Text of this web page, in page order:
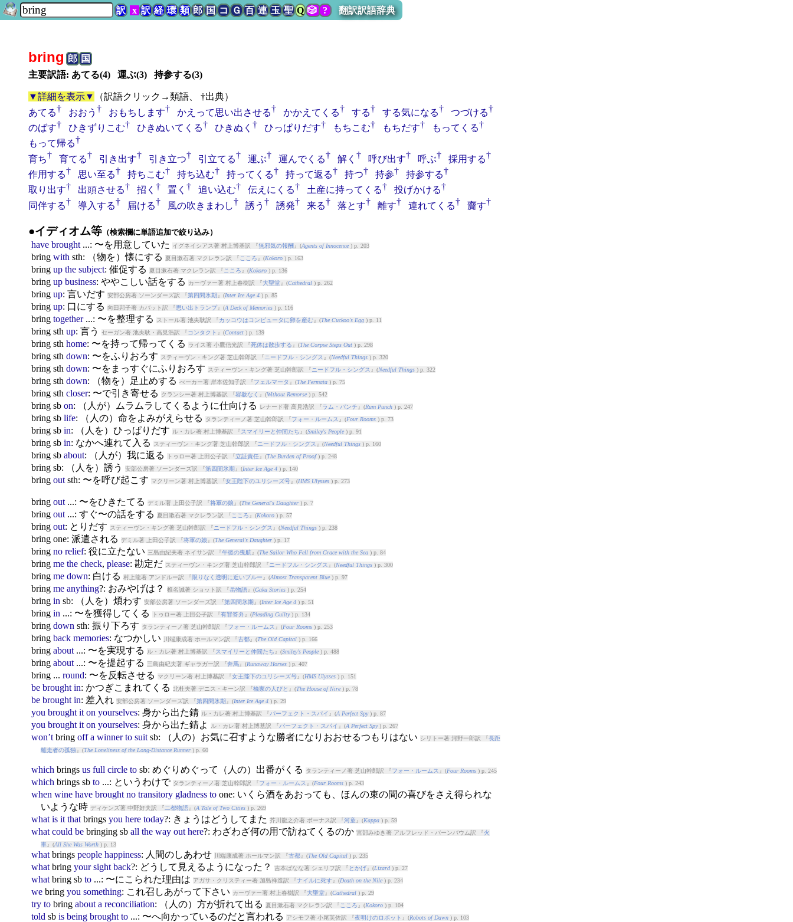
訳 x 訳 経 環 類 郎 国 コ Ｇ 百 連 玉 聖 Q 🎲? 翻訳訳語辞典
bring郎 国
主要訳語: あてる(4) 運ぶ(3) 持参する(3)
▼詳細を表示▼ （訳語クリック→類語、 †出典）
あてる† おおう † おもちします† かえって思い出させる† かかえてくる† する† する気になる† つづける†
のばす† ひきずりこむ† ひきぬいてくる† ひきぬく † ひっぱりだす† もちこむ† もちだす† もってくる†
もって帰る†
育ち† 育てる† 引き出す† 引き立つ† 引立てる† 運ぶ† 運んでくる† 解く † 呼び出す† 呼ぶ† 採用する†
作用する† 思い至る† 持ちこむ† 持ち込む† 持ってくる† 持って返る† 持つ† 持参† 持参する†
取り出す† 出頭させる† 招く † 置く † 追い込む† 伝えにくる† 土産に持ってくる† 投げかける†
同伴する† 導入する† 届ける† 風の吹きまわし† 誘う † 誘発† 来る† 落とす† 離す† 連れてくる† 齎す†
●イディオム等 （検索欄に単語追加で絞り込み）
have brought...: 〜を用意していた イグネイシアス著 村上博基訳 『無邪気の報酬 』(Agents of Innocence) p. 203
bring with sth: （物を）懐にする 夏目漱石著 マクレラン訳 『 こころ 』(Kokoro) p. 163
bring up the subject: 催促する 夏目漱石著 マクレラン訳 『 こころ 』(Kokoro) p. 136
bring up business: ややこしい話をする カーヴァー著 村上春樹訳 『大聖堂』(Cathedral) p. 262
bring up: 言いだす 安部公房著 ソーンダーズ訳 『第四間氷期 』(Inter Ice Age 4) p. 85
bring up: 口にする 向田邦子著 カバット訳 『思い出トランプ』(A Deck of Memories) p. 116
bring together...: 〜を整理する ストール著 池央耿訳 『カッコウはコンピュータに卵を産む』(The Cuckoo's Egg) p. 11
bringsth up: 言う セーガン著 池央耿・高見浩訳 『コンタクト 』(Contact) p. 139
bringsth home: 〜を持って帰ってくる ライス著 小鷹信光訳 『死体は散歩する 』(The Corpse Steps Out) p. 298
bringsth down: 〜をふりおろす スティーヴン・キング著 芝山幹郎訳 『 ニードフル・シングス 』(Needful Things) p. 320
bringsth down: 〜をまっすぐにふりおろす スティーヴン・キング著 芝山幹郎訳 『 ニードフル・シングス 』(Needful Things) p. 322
bringsth down: （物を）足止めする べーカー著 岸本佐知子訳 『フェルマータ 』(The Fermata) p. 75
bringsth closer: 〜で引き寄せる クランシー著 村上博基訳 『容赦なく 』(Without Remorse) p. 542
bringsb on: （人が）ムラムラしてくるように仕向ける レナード著 高見浩訳 『ラム・パンチ 』(Rum Punch) p. 247
bringsb life: （人の）命をよみがえらせる タランティーノ著 芝山幹郎訳 『フォー・ルームス 』(Four Rooms) p. 73
bringsb in: （人を）ひっぱりだす ル・カレ著 村上博基訳 『スマイリーと仲間たち 』(Smiley's People) p. 91
bringsb in: なかへ連れて入る スティーヴン・キング著 芝山幹郎訳 『 ニードフル・シングス 』(Needful Things) p. 160
bringsb about: （人が）我に返る トゥロー著 上田公子訳 『立証責任』(The Burden of Proof) p. 248
bringsb: （人を）誘う 安部公房著 ソーンダーズ訳 『第四間氷期 』(Inter Ice Age 4) p. 140
bring outsth: 〜を呼び起こす マクリーン著 村上博基訳 『女王陛下のユリシーズ号』(HMS Ulysses) p. 273
bring out...: 〜をひきたてる デミル著 上田公子訳 『将軍の娘 』(The General's Daughter) p. 7
bring out...: すぐ〜の話をする 夏目漱石著 マクレラン訳 『 こころ 』(Kokoro) p. 57
bring out: とりだす スティーヴン・キング著 芝山幹郎訳 『 ニードフル・シングス 』(Needful Things) p. 238
bringone: 派遣される デミル著 上田公子訳 『将軍の娘 』(The General's Daughter) p. 17
bring no relief: 役に立たない 三島由紀夫著 ネイサン訳 『午後の曳航 』(The Sailor Who Fell from Grace with the Sea) p. 84
bring me the check, please: 勘定だ スティーヴン・キング著 芝山幹郎訳 『 ニードフル・シングス 』(Needful Things) p. 300
bring me down: 白ける 村上龍著 アンドルー訳 『限りなく透明に近いブルー 』(Almost Transparent Blue) p. 97
bring me anything?: おみやげは？ 椎名誠著 ショット訳 『岳物語』(Gaku Stories) p. 254
bring in sb: （人を）煩わす 安部公房著 ソーンダーズ訳 『第四間氷期 』(Inter Ice Age 4) p. 51
bring in ...: 〜を獲得してくる トゥロー著 上田公子訳 『有罪答弁』(Pleading Guilty) p. 134
bring down sth: 振り下ろす タランティーノ著 芝山幹郎訳 『フォー・ルームス 』(Four Rooms) p. 253
bring back memories: なつかしい 川端康成著 ホールマン訳 『古都』(The Old Capital) p. 166
bring about...: 〜を実現する ル・カレ著 村上博基訳 『スマイリーと仲間たち 』(Smiley's People) p. 488
bring about...: 〜を提起する 三島由紀夫著 ギャラガー訳 『奔馬』(Runaway Horses) p. 407
bring... round: 〜を反転させる マクリーン著 村上博基訳 『女王陛下のユリシーズ号』(HMS Ulysses) p. 151
be brought in: かつぎこまれてくる 北杜夫著 デニス・キーン訳 『楡家の人びと 』(The House of Nire) p. 78
be brought in: 差入れ 安部公房著 ソーンダーズ訳 『第四間氷期 』(Inter Ice Age 4) p. 29
you brought it on yourselves: 身から出た錆 ル・カレ著 村上博基訳 『パーフェクト・スパイ 』(A Perfect Spy) p. 87
you brought it on yourselves: 身から出た錆よ ル・カレ著 村上博基訳 『パーフェクト・スパイ 』(A Perfect Spy) p. 267
won’t bring off a winner to suitsb: （人の）お気に召すような勝者になりおおせるつもりはない シリトー著 河野一郎訳 『長距
離走者の孤独 』(The Loneliness of the Long-Distance Runner) p. 60
which brings us full circle tosb: めぐりめぐって（人の）出番がくる タランティーノ著 芝山幹郎訳 『フォー・ルームス 』(Four Rooms) p. 245
which brings sb to...: というわけで タランティーノ著 芝山幹郎訳 『フォー・ルームス 』(Four Rooms) p. 243
when wine have brought no transitory gladness toone: いくら酒をあおっても、ほんの束の間の喜びをさえ得られな
いような時 ディケンズ著 中野好夫訳 『二都物語』(A Tale of Two Cities) p. 269
what is it that brings you here today?: きょうはどうしてまた 芥川龍之介著 ボーナス訳 『河童』(Kappa) p. 59
what could be bringing sb all the way out here?: わざわざ何の用で訪ねてくるのか 宮部みゆき著 アルフレッド・バーンバウム訳 『火
車 』(All She Was Worth) p. 13
what brings people happiness: 人間のしあわせ 川端康成著 ホールマン訳 『古都』(The Old Capital) p. 235
what bring your sight back?: どうして見えるようになった？ 吉本ばなな著 シェリフ訳 『 とかげ』(Lizard) p. 27
what bringsb to...: 〜にこられた理由は アガサ・クリスティー著 加島祥造訳 『ナイルに死す』(Death on the Nile) p. 234
we bring you something: これ召しあがって下さい カーヴァー著 村上春樹訳 『大聖堂』(Cathedral) p. 29
try to bring about a reconciliation: （人の）方が折れて出る 夏目漱石著 マクレラン訳 『 こころ 』(Kokoro) p. 104
told sb is being brought to...: 〜へ向かっているのだと言われる アシモフ著 小尾芙佐訳 『夜明けのロボット 』(Robots of Dawn) p. 103